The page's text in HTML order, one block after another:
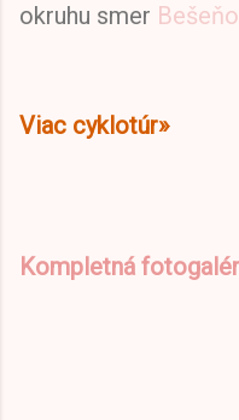
okruhu smer
Viac cyklotúr»
Kompletná